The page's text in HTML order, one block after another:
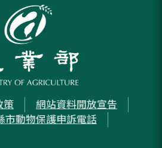
策
網站資料開放宣告
市動物保護申訴電話